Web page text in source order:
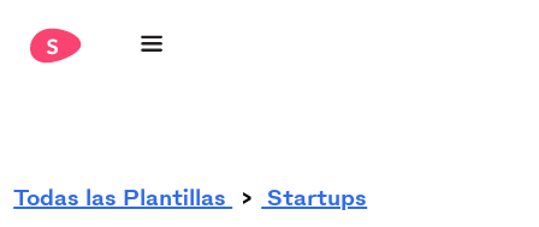
Todas las Plantillas Startups